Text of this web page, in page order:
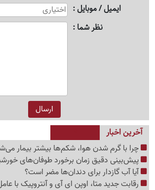
ایمیل / موبایل
نظر شما
آخرین اخبار
چرا با گرم شدن هوا، شکم‌ها بیشتر بیمار
پیش‌بینی دقیق زمان برخورد طوفان‌های
آیا آب گازدار برای دندان‌ها مضر است؟
رقابت جدید متا، اوپن ای آی و آنتروپیک با